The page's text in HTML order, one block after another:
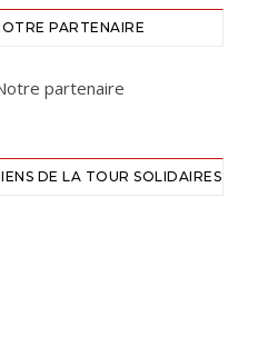
PARTENAIRE
DE LA TOUR SOLIDAIRES